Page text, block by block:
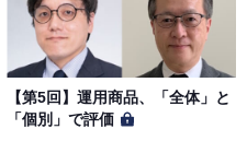
【第5回】運用商品、「全体」と
「個別」で評価